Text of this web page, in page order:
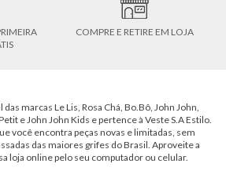
COMPRE E RETIRE EM LOJA
marcas Le Lis, Rosa Chá, Bo.Bô, John John,
e John John Kids e pertence à Veste S.A Estilo.
você encontra peças novas e limitadas, sem
das maiores grifes do Brasil. Aproveite a
loja online pelo seu computador ou celular.